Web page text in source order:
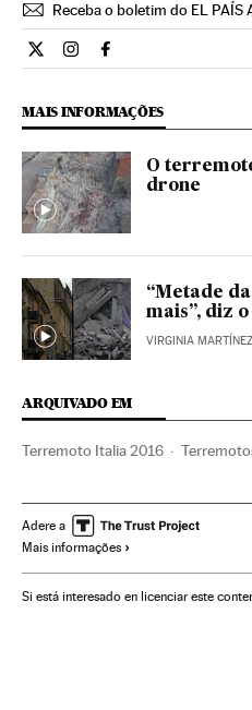
Receba o boletim do EL PAÍS
Internacional El País Brasil
Internacional El País
Internacional El
MAIS INFORMAÇÕES
O
drone
“Metade
mais”, diz
VIRGINIA MARTÍNEZ
ARQUIVADO EM
Terremoto Italia 2016
Acontecimentos Europa
Adere a
Mais informações
Si está interesado en licenciar este